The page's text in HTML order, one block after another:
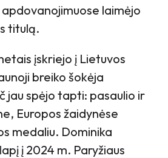
laimėjo
titulą.
įskriejo į Lietuvos
breiko šokėja
jau spėjo tapti: pasaulio ir
Europos žaidynėse
medaliu. Dominika
į 2024 m. Paryžiaus